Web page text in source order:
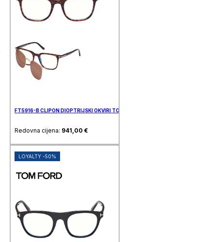
FT5916-B CLIPON DIOPTRIJSKI OKVIRI TOM FORD
Redovna cijena: 941,00 €
LOYALTY -50%